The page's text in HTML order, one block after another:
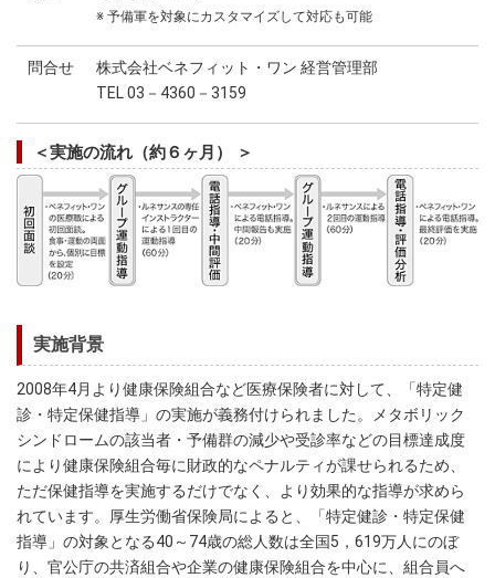
※ 予備軍を対象にカスタマイズして対応も可能
問合せ
株式会社ベネフィット・ワン 経営管理部
TEL 03－4360－3159
＜実施の流れ（約６ヶ月） ＞
実施背景
2008年4月より健康保険組合など医療保険者に対して、「特定健
診・特定保健指導」の実施が義務付けられました。メタボリック
シンドロームの該当者・予備群の減少や受診率などの目標達成度
により健康保険組合毎に財政的なペナルティが課せられるため、
ただ保健指導を実施するだけでなく、より効果的な指導が求めら
れています。厚生労働省保険局によると、「特定健診・特定保健
指導」の対象となる40～74歳の総人数は全国5，619万人にのぼ
り、官公庁の共済組合や企業の健康保険組合を中心に、組合員へ